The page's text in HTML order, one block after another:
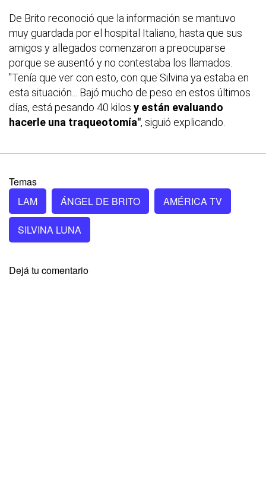
De Brito reconoció que la información se mantuvo
muy guardada por el hospital Italiano, hasta que sus
amigos y allegados comenzaron a preocuparse
porque se ausentó y no contestaba los llamados.
"Tenía que ver con esto, con que Silvina ya estaba en
esta situación... Bajó mucho de peso en estos últimos
días, está pesando 40 kilos y están evaluando
hacerle una traqueotomía", siguió explicando.
Temas
LAM
ÁNGEL DE BRITO AMÉRICA TV
SILVINA LUNA
Dejá tu comentario